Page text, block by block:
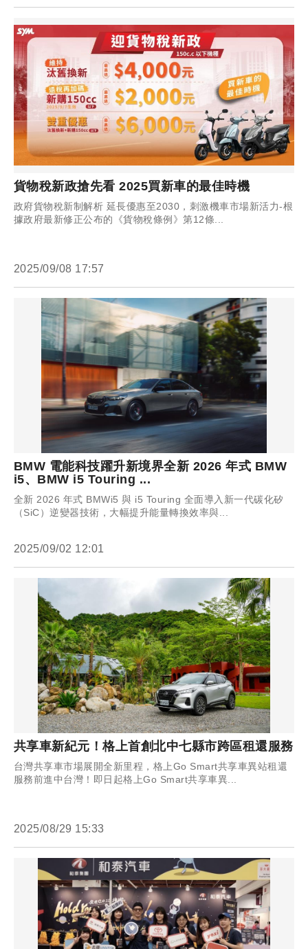
貨物稅新政搶先看 2025買新車的最佳時機
政府貨物稅新制解析 延長優惠至2030，刺激機車市場新活力-根
據政府最新修正公布的《貨物稅條例》第12條...
2025/09/08 17:57
BMW 電能科技躍升新境界全新 2026 年式 BMW
i5、BMW i5 Touring ...
全新 2026 年式 BMWi5 與 i5 Touring 全面導入新一代碳化矽
（SiC）逆變器技術，大幅提升能量轉換效率與...
2025/09/02 12:01
共享車新紀元！格上首創北中七縣市跨區租還服務
台灣共享車市場展開全新里程，格上Go Smart共享車異站租還
服務前進中台灣！即日起格上Go Smart共享車異...
2025/08/29 15:33